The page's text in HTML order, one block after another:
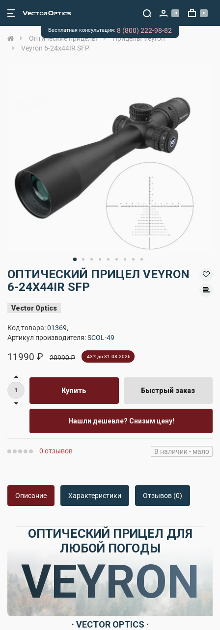
0 0
Оптические прицелы
Прицелы Veyron
Veyron 6-24x44IR SFP
ОПТИЧЕСКИЙ ПРИЦЕЛ VEYRON
6-24X44IR SFP
Vector Optics
Код товара:01369,
Артикул производителя:SCOL-49
11990 ₽ 20990 ₽ -43% до 31.08.2026
Купить Быстрый заказ
Нашли дешевле? Снизим цену!
0 отзывов В наличии - мало
Описание Характеристики Отзывов (0)
ОПТИЧЕСКИЙ ПРИЦЕЛ ДЛЯ
ЛЮБОЙ ПОГОДЫ
VEYRON
· VECTOR OPTICS ·
Бесплатная консультация: 8 (800) 222-98-82